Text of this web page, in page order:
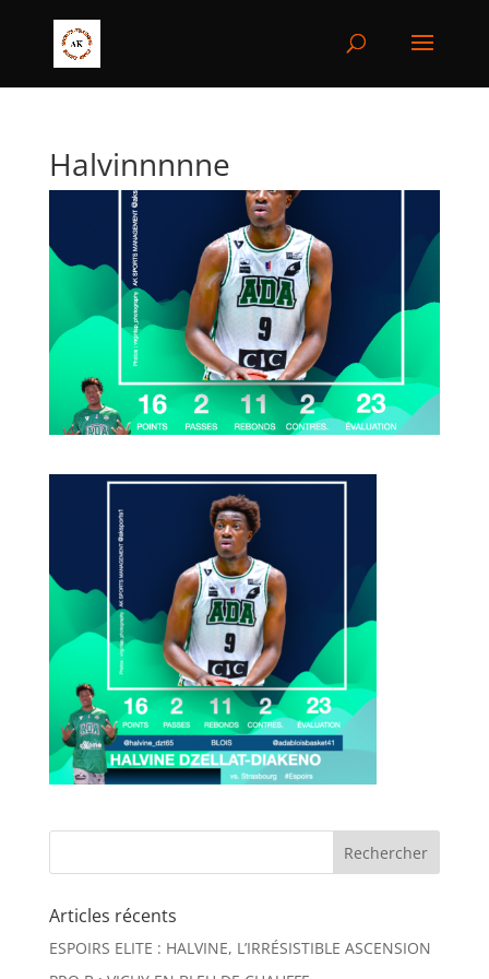
Halvinnnnne
Articles récents
ESPOIRS ELITE : HALVINE, L’IRRÉSISTIBLE ASCENSION